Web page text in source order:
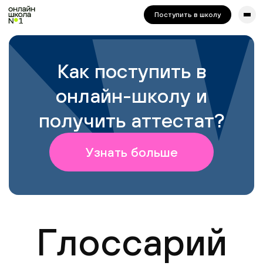
сайта. Для корректной работы попробуйте отключить VPN.
Поступить в школу
Как поступить в
онлайн-школу и
получить аттестат?
Узнать больше
Глоссарий